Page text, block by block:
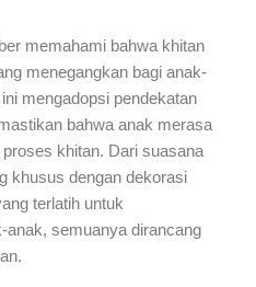
memahami bahwa khitan
menegangkan bagi anak-
mengadopsi pendekatan
bahwa anak merasa
khitan. Dari suasana
khusus dengan dekorasi
terlatih untuk
anak, semuanya dirancang